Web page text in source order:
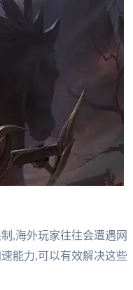
,海外玩家往往会遭遇网
能力,可以有效解决这些